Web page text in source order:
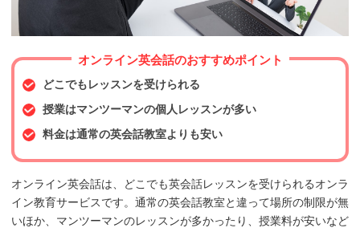
オンライン英会話のおすすめポイント
どこでもレッスンを受けられる
授業はマンツーマンの個人レッスンが多い
料金は通常の英会話教室よりも安い
オンライン英会話は、どこでも英会話レッスンを受けられるオンラ
イン教育サービスです。通常の英会話教室と違って場所の制限が無
いほか、マンツーマンのレッスンが多かったり、授業料が安いなど